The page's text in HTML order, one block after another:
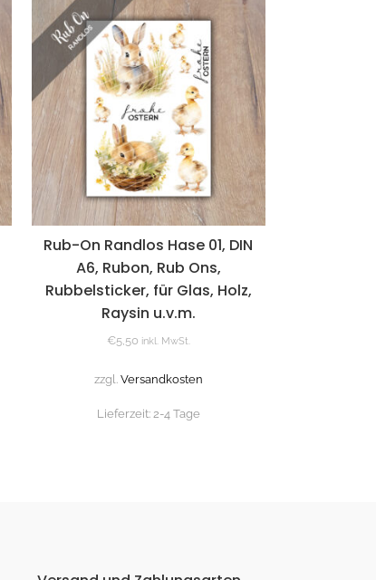
Rub-On Randlos Hase 01, DIN
A6, Rubon, Rub Ons,
Rubbelsticker, für Glas, Holz,
Raysin u.v.m.
€5,50 inkl. MwSt.
zzgl. Versandkosten
Lieferzeit: 2-4 Tage